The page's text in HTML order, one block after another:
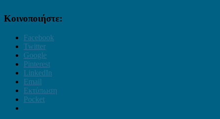
Κοινοποιήστε:
Facebook
Twitter
Google
Pinterest
LinkedIn
Email
Εκτύπωση
Pocket